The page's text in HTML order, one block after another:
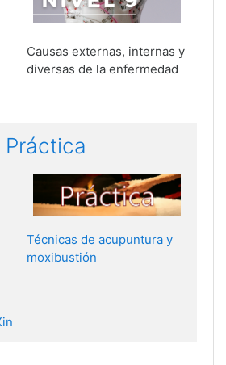
Causas externas, internas y
diversas de la enfermedad
Práctica
Técnicas de acupuntura y
moxibustión